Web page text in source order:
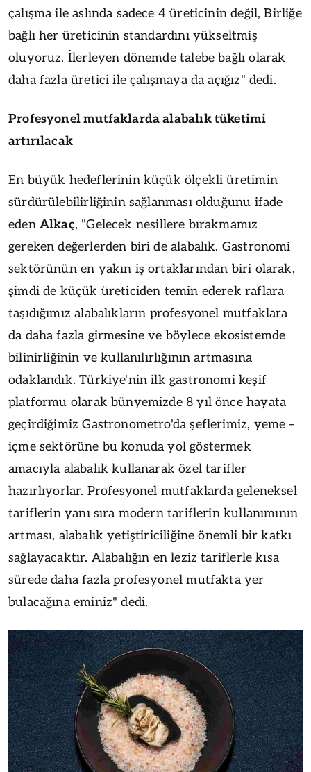
çalışma ile aslında sadece 4 üreticinin değil, Birliğe
bağlı her üreticinin standardını yükseltmiş
oluyoruz. İlerleyen dönemde talebe bağlı olarak
daha fazla üretici ile çalışmaya da açığız" dedi.
Profesyonel mutfaklarda alabalık tüketimi
artırılacak
En büyük hedeflerinin küçük ölçekli üretimin
sürdürülebilirliğinin sağlanması olduğunu ifade
eden Alkaç, "Gelecek nesillere bırakmamız
gereken değerlerden biri de alabalık. Gastronomi
sektörünün en yakın iş ortaklarından biri olarak,
şimdi de küçük üreticiden temin ederek raflara
taşıdığımız alabalıkların profesyonel mutfaklara
da daha fazla girmesine ve böylece ekosistemde
bilinirliğinin ve kullanılırlığının artmasına
odaklandık. Türkiye'nin ilk gastronomi keşif
platformu olarak bünyemizde 8 yıl önce hayata
geçirdiğimiz Gastronometro'da şeflerimiz, yeme –
içme sektörüne bu konuda yol göstermek
amacıyla alabalık kullanarak özel tarifler
hazırlıyorlar. Profesyonel mutfaklarda geleneksel
tariflerin yanı sıra modern tariflerin kullanımının
artması, alabalık yetiştiriciliğine önemli bir katkı
sağlayacaktır. Alabalığın en leziz tariflerle kısa
sürede daha fazla profesyonel mutfakta yer
bulacağına eminiz" dedi.